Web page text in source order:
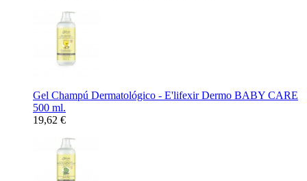
Gel Champú Dermatológico - E'lifexir Dermo BABY CARE
500 ml.
19,62 €